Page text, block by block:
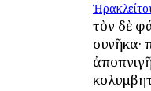
τὸν δὲ
συνῆκα·